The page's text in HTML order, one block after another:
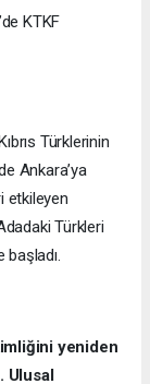
KTKF
Türklerinin
Ankara’ya
etkileyen
Türkleri
yeniden
Ulusal